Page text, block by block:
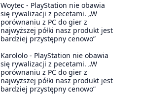
Woytec - PlayStation nie obawia
się rywalizacji z pecetami. „W
porównaniu z PC do gier z
najwyższej półki nasz produkt jest
bardziej przystępny cenowo”
Karololo - PlayStation nie obawia
się rywalizacji z pecetami. „W
porównaniu z PC do gier z
najwyższej półki nasz produkt jest
bardziej przystępny cenowo”